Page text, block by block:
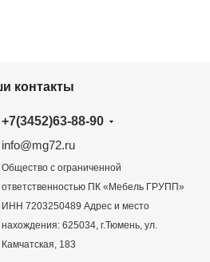
контакты
+7(3452)63-88-90
info@mg72.ru
Общество с ограниченной
ответственностью ПК «Мебель ГРУПП»
ИНН 7203250489 Адрес и место
нахождения: 625034, г.Тюмень, ул.
Камчатская, 183